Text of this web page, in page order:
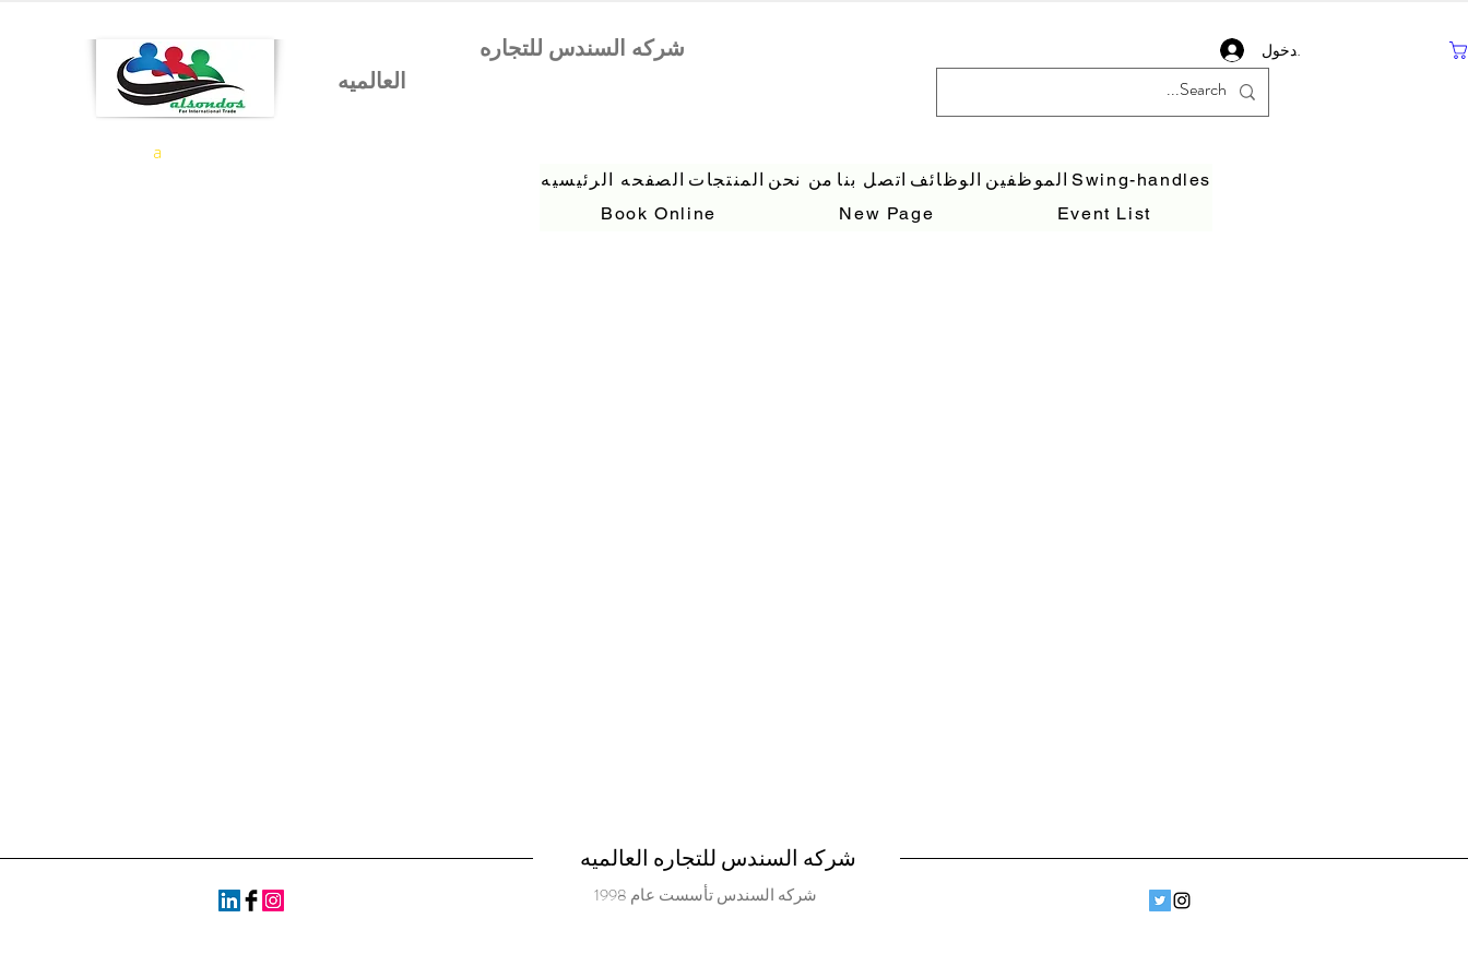
تسجيل دخول
الصفحه الرئيسيه المنتجات من نحن اتصل بنا الوظائف الموظفين Swing-handles
Book Online
New Page Event List
a
شركه السندس للتجاره العالميه
شركه السندس تأسست عام 1998